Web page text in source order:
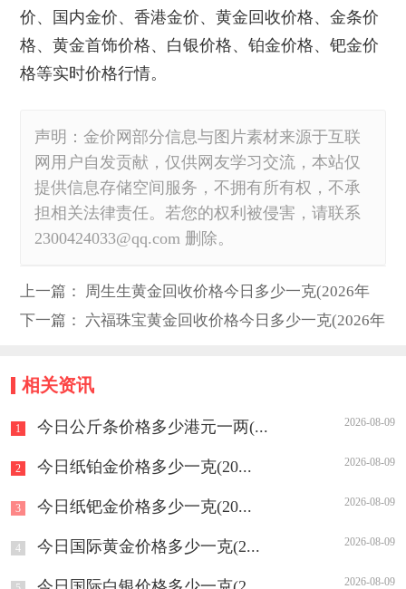
价、国内金价、香港金价、黄金回收价格、金条价
格、黄金首饰价格、白银价格、铂金价格、钯金价
格等实时价格行情。
声明：金价网部分信息与图片素材来源于互联
网用户自发贡献，仅供网友学习交流，本站仅
提供信息存储空间服务，不拥有所有权，不承
担相关法律责任。若您的权利被侵害，请联系
2300424033@qq.com 删除。
上一篇： 周生生黄金回收价格今日多少一克(2026年
05月20日)
下一篇： 六福珠宝黄金回收价格今日多少一克(2026年
相关资讯
1 今日公斤条价格多少港元一两(... 2026-08-09
2 今日纸铂金价格多少一克(20... 2026-08-09
3 今日纸钯金价格多少一克(20... 2026-08-09
4 今日国际黄金价格多少一克(2... 2026-08-09
2026-08-09